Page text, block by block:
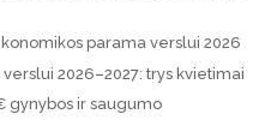
parama verslui 2026
2026–2027: trys kvietimai
gynybos ir saugumo